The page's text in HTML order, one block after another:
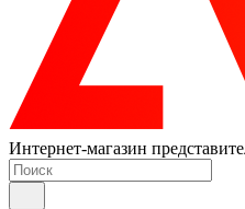
Интернет-магазин